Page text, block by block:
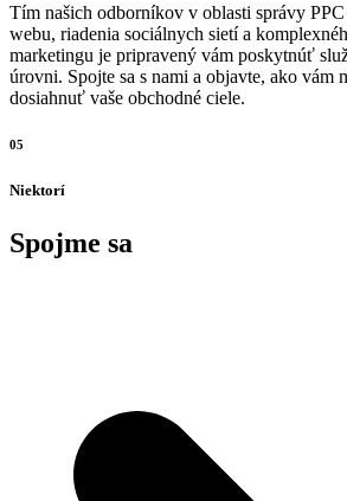
Tím našich odborníkov v oblasti správy
webu, riadenia sociálnych sietí a
marketingu je pripravený vám poskytnúť
úrovni. Spojte sa s nami a objavte, ako vám
dosiahnuť vaše obchodné ciele.
05
Niektorí
Spojme sa